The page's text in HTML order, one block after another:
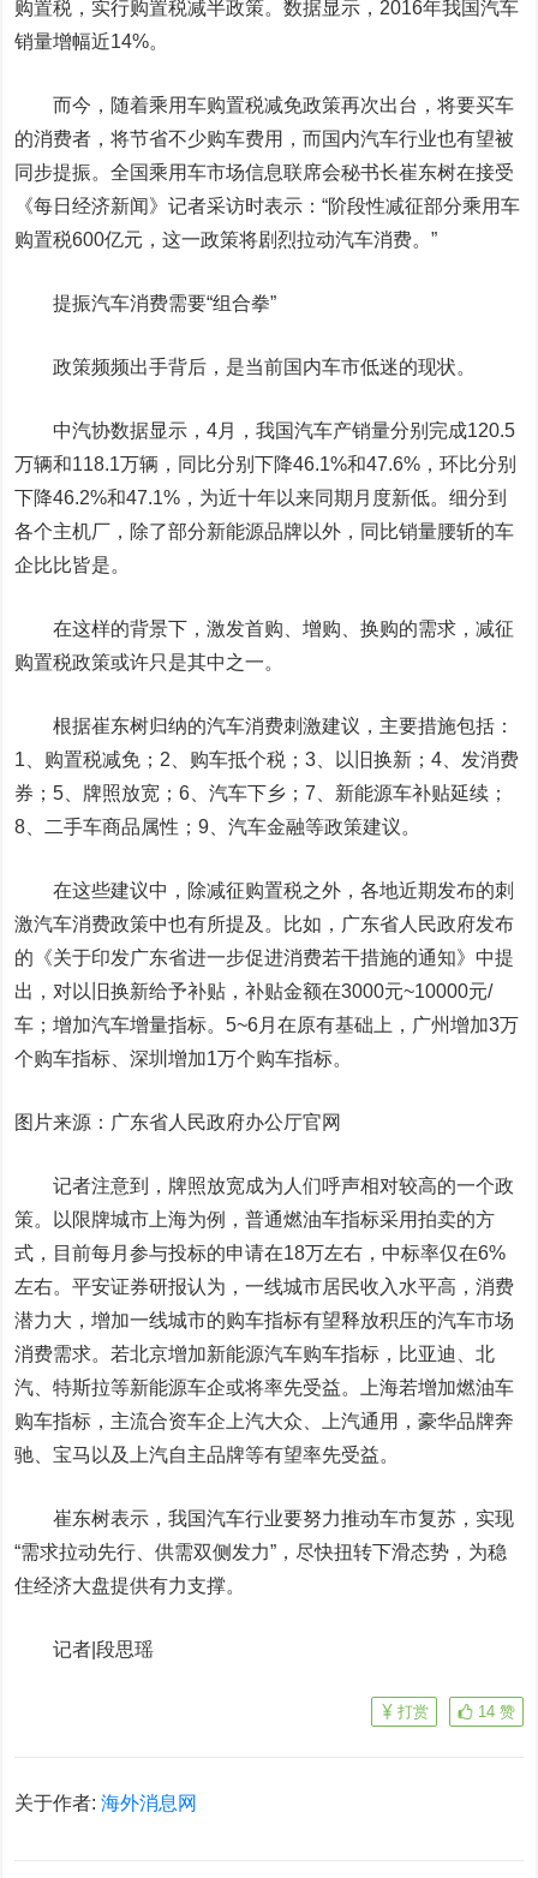
购置税，实行购置税减半政策。数据显示，2016年我国汽车
销量增幅近14%。
而今，随着乘用车购置税减免政策再次出台，将要买车
的消费者，将节省不少购车费用，而国内汽车行业也有望被
同步提振。全国乘用车市场信息联席会秘书长崔东树在接受
《每日经济新闻》记者采访时表示：“阶段性减征部分乘用车
购置税600亿元，这一政策将剧烈拉动汽车消费。”
提振汽车消费需要“组合拳”
政策频频出手背后，是当前国内车市低迷的现状。
中汽协数据显示，4月，我国汽车产销量分别完成120.5
万辆和118.1万辆，同比分别下降46.1%和47.6%，环比分别
下降46.2%和47.1%，为近十年以来同期月度新低。细分到
各个主机厂，除了部分新能源品牌以外，同比销量腰斩的车
企比比皆是。
在这样的背景下，激发首购、增购、换购的需求，减征
购置税政策或许只是其中之一。
根据崔东树归纳的汽车消费刺激建议，主要措施包括：
1、购置税减免；2、购车抵个税；3、以旧换新；4、发消费
券；5、牌照放宽；6、汽车下乡；7、新能源车补贴延续；
8、二手车商品属性；9、汽车金融等政策建议。
在这些建议中，除减征购置税之外，各地近期发布的刺
激汽车消费政策中也有所提及。比如，广东省人民政府发布
的《关于印发广东省进一步促进消费若干措施的通知》中提
出，对以旧换新给予补贴，补贴金额在3000元~10000元/
车；增加汽车增量指标。5~6月在原有基础上，广州增加3万
个购车指标、深圳增加1万个购车指标。
图片来源：广东省人民政府办公厅官网
记者注意到，牌照放宽成为人们呼声相对较高的一个政
策。以限牌城市上海为例，普通燃油车指标采用拍卖的方
式，目前每月参与投标的申请在18万左右，中标率仅在6%
左右。平安证券研报认为，一线城市居民收入水平高，消费
潜力大，增加一线城市的购车指标有望释放积压的汽车市场
消费需求。若北京增加新能源汽车购车指标， 比亚迪
、北
汽、特斯拉等新能源车企或将率先受益。上海若增加燃油车
购车指标，主流合资车企上汽大众、上汽通用，豪华品牌奔
驰、宝马以及上汽自主品牌等有望率先受益。
崔东树表示，我国汽车行业要努力推动车市复苏，实现
“需求拉动先行、供需双侧发力”，尽快扭转下滑态势，为稳
住经济大盘提供有力支撑。
记者|段思瑶
14 赞
打赏
关于作者:海外消息网